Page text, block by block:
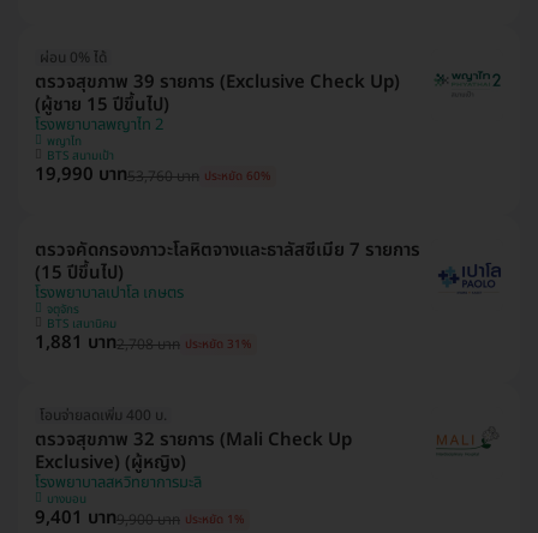
ผ่อน 0% ได้
ตรวจสุขภาพ 39 รายการ (Exclusive Check Up)
(ผู้ชาย 15 ปีขึ้นไป)
โรงพยาบาลพญาไท 2
พญาไท
BTS สนามเป้า
19,990 บาท53,760 บาท ประหยัด 60%
ตรวจคัดกรองภาวะโลหิตจางและธาลัสซีเมีย 7 รายการ
(15 ปีขึ้นไป)
โรงพยาบาลเปาโล เกษตร
จตุจักร
BTS เสนานิคม
1,881 บาท2,708 บาท ประหยัด 31%
โอนจ่ายลดเพิ่ม 400 บ.
ตรวจสุขภาพ 32 รายการ (Mali Check Up
Exclusive) (ผู้หญิง)
โรงพยาบาลสหวิทยาการมะลิ
บางบอน
9,401 บาท9,900 บาท ประหยัด 1%